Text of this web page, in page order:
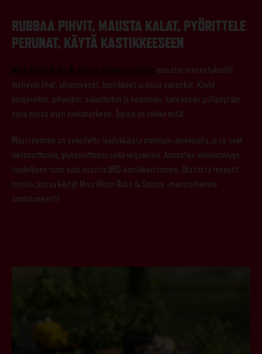
RUBBAA PIHVIT, MAUSTA KALAT, PYÖRITTELE
PERUNAT, KÄYTÄ KASTIKKEESEEN
Miss Klose Rubs & Spices -kuivamausteilla maustat menestyksellä
mehevät lihat, vihannekset, kastikkeet ja muut sapuskat. Käytä
burgereihin, pihveihin, salaatteihin ja hedelmiin, kata kesän grillipöytään
siinä missä arjen ruokahetkeen. Tapoja on vaikka mitä!
Mausteemme on sekoitettu laadukkaista premium-aineksista, ja ne ovat
laktoosittomia, gluteenittomia sekä vegaanisia. Annosten viimeistelyyn
täydellisen tuon saat uusista BBQ-kastikkeistamme. Ota tästä reseptit
testiin, joissa käytät Miss Klose Rubs & Spices -mausteitamme
onnistuneesti!